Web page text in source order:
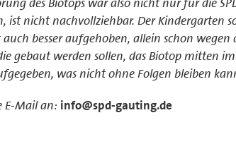
ist nicht nachvollziehbar. Der Kindergarten
besser aufgehoben, allein schon wegen
gebaut werden sollen, das Biotop mitten
was nicht ohne Folgen bleiben
E-Mail an: info@spd-gauting.de